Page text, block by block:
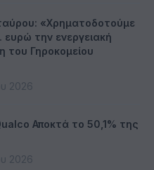
«Χρηματοδοτούμε
ευρώ την ενεργειακή
του Γηροκομείου
2026
Αποκτά το 50,1% της
2026